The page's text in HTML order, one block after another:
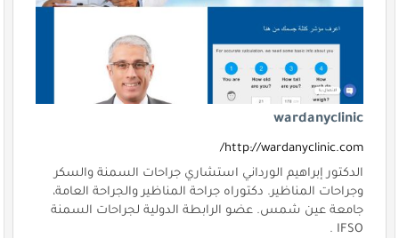
wardanyclinic
http://wardanyclinic.com/
الدكتور إبراهيم الورداني استشاري جراحات السمنة والسكر
وجراحات المناظير. دكتوراه جراحة المناظير والجراحة العامة،
جامعة عين شمس. عضو الرابطة الدولية لجراحات السمنة
IFSO .